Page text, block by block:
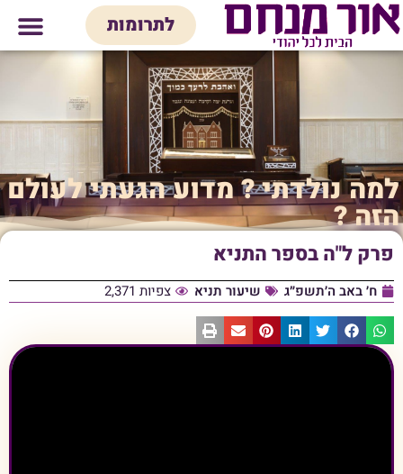
לתוכן
לתרומות
למה נולדתי ? מדוע הגעתי לעולם
הזה ?
פרק ל"ה בספר התניא
ח׳ באב ה׳תשפ״ג שיעור תניא צפיות 2,371